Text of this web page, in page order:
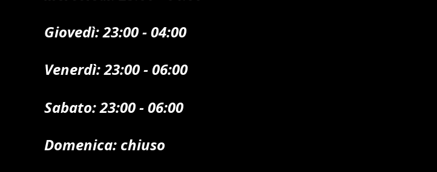
Giovedì: 23:00 - 04:00
Venerdì: 23:00 - 06:00
Sabato: 23:00 - 06:00
Domenica: chiuso